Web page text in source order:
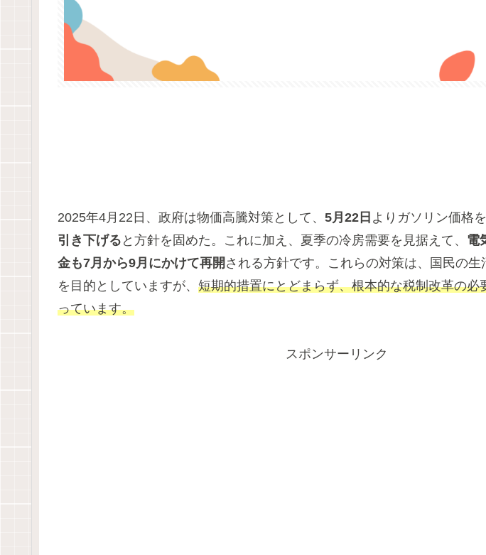
2025年4月22日、政府は物価高騰対策として、 5月22日 よりガソリン価格を
引き下げる と方針を固めた。これに加え、夏季の冷房需要を見据えて、 電
金も7月から9月にかけて再開 される方針です。これらの対策は、国民の生
を目的としていますが、 短期的措置にとどまらず、根本的な税制改革の必
っています。
スポンサーリンク